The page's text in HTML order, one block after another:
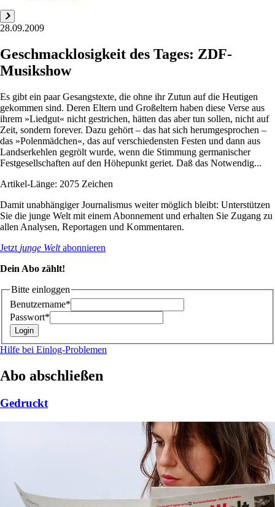
28.09.2009
Geschmacklosigkeit des Tages: ZDF-
Musikshow
Es gibt ein paar Gesangstexte, die ohne ihr Zutun auf die Heutigen
gekommen sind. Deren Eltern und Großeltern haben diese Verse aus
ihrem »Liedgut« nicht gestrichen, hätten das aber tun sollen, nicht auf
Zeit, sondern forever. Dazu gehört – das hat sich herumgesprochen –
das »Polenmädchen«, das auf verschiedensten Festen und dann aus
Landserkehlen gegrölt wurde, wenn die Stimmung germanischer
Festgesellschaften auf den Höhepunkt geriet. Daß das Notwendig...
Artikel-Länge: 2075 Zeichen
Damit unabhängiger Journalismus weiter möglich bleibt: Unterstützen
Sie die junge Welt mit einem Abonnement und erhalten Sie Zugang zu
allen Analysen, Reportagen und Kommentaren.
Jetzt junge Weltabonnieren
Dein Abo zählt!
Bitte einloggen
Benutzername*
Passwort*
Hilfe bei Einlog-Problemen
Abo abschließen
Gedruckt